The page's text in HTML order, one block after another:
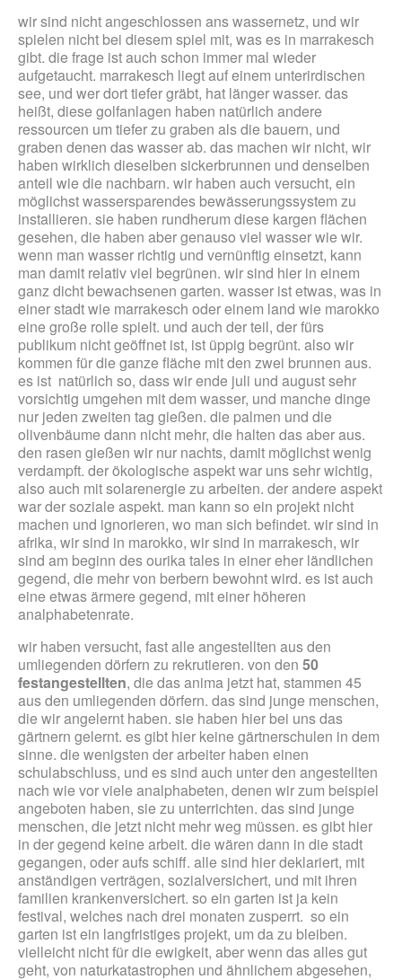
wir sind nicht angeschlossen ans wassernetz, und wir
spielen nicht bei diesem spiel mit, was es in marrakesch
gibt. die frage ist auch schon immer mal wieder
aufgetaucht. marrakesch liegt auf einem unterirdischen
see, und wer dort tiefer gräbt, hat länger wasser. das
heißt, diese golfanlagen haben natürlich andere
ressourcen um tiefer zu graben als die bauern, und
graben denen das wasser ab. das machen wir nicht, wir
haben wirklich dieselben sickerbrunnen und denselben
anteil wie die nachbarn. wir haben auch versucht, ein
möglichst wassersparendes bewässerungssystem zu
installieren. sie haben rundherum diese kargen flächen
gesehen, die haben aber genauso viel wasser wie wir.
wenn man wasser richtig und vernünftig einsetzt, kann
man damit relativ viel begrünen. wir sind hier in einem
ganz dicht bewachsenen garten. wasser ist etwas, was in
einer stadt wie marrakesch oder einem land wie marokko
eine große rolle spielt. und auch der teil, der fürs
publikum nicht geöffnet ist, ist üppig begrünt. also wir
kommen für die ganze fläche mit den zwei brunnen aus.
es ist natürlich so, dass wir ende juli und august sehr
vorsichtig umgehen mit dem wasser, und manche dinge
nur jeden zweiten tag gießen. die palmen und die
olivenbäume dann nicht mehr, die halten das aber aus.
den rasen gießen wir nur nachts, damit möglichst wenig
verdampft. der ökologische aspekt war uns sehr wichtig,
also auch mit solarenergie zu arbeiten. der andere aspekt
war der soziale aspekt. man kann so ein projekt nicht
machen und ignorieren, wo man sich befindet. wir sind in
afrika, wir sind in marokko, wir sind in marrakesch, wir
sind am beginn des ourika tales in einer eher ländlichen
gegend, die mehr von berbern bewohnt wird. es ist auch
eine etwas ärmere gegend, mit einer höheren
analphabetenrate.
wir haben versucht, fast alle angestellten aus den
umliegenden dörfern zu rekrutieren. von den 50
festangestellten, die das anima jetzt hat, stammen 45
aus den umliegenden dörfern. das sind junge menschen,
die wir angelernt haben. sie haben hier bei uns das
gärtnern gelernt. es gibt hier keine gärtnerschulen in dem
sinne. die wenigsten der arbeiter haben einen
schulabschluss, und es sind auch unter den angestellten
nach wie vor viele analphabeten, denen wir zum beispiel
angeboten haben, sie zu unterrichten. das sind junge
menschen, die jetzt nicht mehr weg müssen. es gibt hier
in der gegend keine arbeit. die wären dann in die stadt
gegangen, oder aufs schiff. alle sind hier deklariert, mit
anständigen verträgen, sozialversichert, und mit ihren
familien krankenversichert. so ein garten ist ja kein
festival, welches nach drei monaten zusperrt. so ein
garten ist ein langfristiges projekt, um da zu bleiben.
vielleicht nicht für die ewigkeit, aber wenn das alles gut
geht, von naturkatastrophen und ähnlichem abgesehen,